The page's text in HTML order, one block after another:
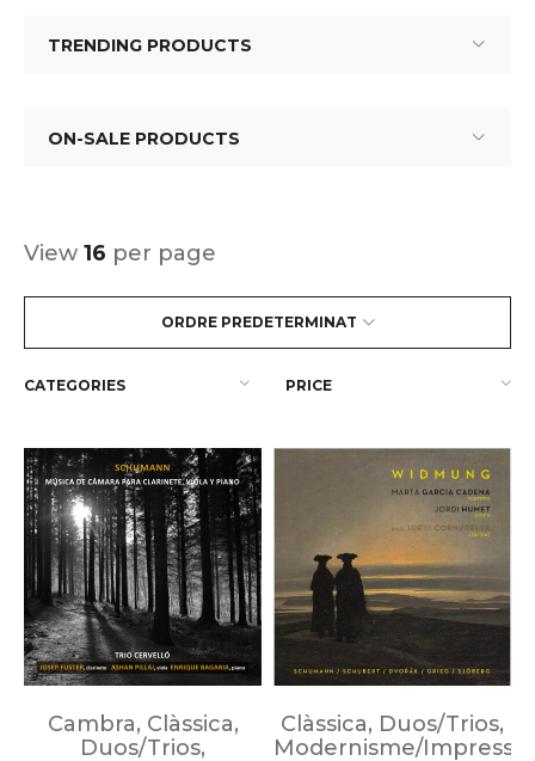
TRENDING PRODUCTS
ON-SALE PRODUCTS
ORDRE PREDETERMINAT
View 16 per page
CATEGORIES PRICE
Cambra, Clàssica,
Duos/Trios,
Clàssica, Duos/Trios,
Modernisme/